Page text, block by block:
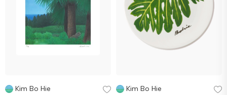
Kim Bo Hie Kim Bo Hie